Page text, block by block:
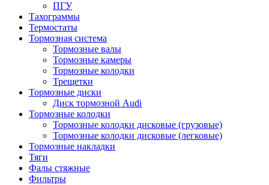
ПГУ
Тахограммы
Термостаты
Тормозная система
Тормозные валы
Тормозные камеры
Тормозные колодки
Трещетки
Тормозные диски
Диск тормозной Audi
Тормозные колодки
Тормозные колодки дисковые (грузовые)
Тормозные колодки дисковые (легковые)
Тормозные накладки
Тяги
Фалы стяжные
Фильтры